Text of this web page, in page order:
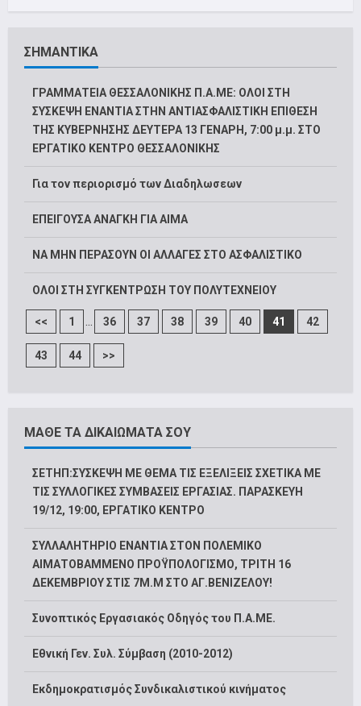
ΣΗΜΑΝΤΙΚΑ
ΓΡΑΜΜΑΤΕΙΑ ΘΕΣΣΑΛΟΝΙΚΗΣ Π.Α.ΜΕ: ΟΛΟΙ ΣΤΗ
ΣΥΣΚΕΨΗ ΕΝΑΝΤΙΑ ΣΤΗΝ ΑΝΤΙΑΣΦΑΛΙΣΤΙΚΗ ΕΠΙΘΕΣΗ
ΤΗΣ ΚΥΒΕΡΝΗΣΗΣ ΔΕΥΤΕΡΑ 13 ΓΕΝΑΡΗ, 7:00 μ.μ. ΣΤΟ
ΕΡΓΑΤΙΚΟ ΚΕΝΤΡΟ ΘΕΣΣΑΛΟΝΙΚΗΣ
Για τον περιορισμό των Διαδηλωσεων
ΕΠΕΙΓΟΥΣΑ ΑΝΑΓΚΗ ΓΙΑ ΑΙΜΑ
ΝΑ ΜΗΝ ΠΕΡΑΣΟΥΝ ΟΙ ΑΛΛΑΓΕΣ ΣΤΟ ΑΣΦΑΛΙΣΤΙΚΟ
ΟΛΟΙ ΣΤΗ ΣΥΓΚΕΝΤΡΩΣΗ ΤΟΥ ΠΟΛΥΤΕΧΝΕΙΟΥ
<< 1 ... 36 37 38 39 40 41 42
43 44 >>
ΜΑΘΕ ΤΑ ΔΙΚΑΙΩΜΑΤΑ ΣΟΥ
ΣΕΤΗΠ:ΣΥΣΚΕΨΗ ΜΕ ΘΕΜΑ ΤΙΣ ΕΞΕΛΙΞΕΙΣ ΣΧΕΤΙΚΑ ΜΕ
ΤΙΣ ΣΥΛΛΟΓΙΚΕΣ ΣΥΜΒΑΣΕΙΣ ΕΡΓΑΣΙΑΣ. ΠΑΡΑΣΚΕΥΗ
19/12, 19:00, ΕΡΓΑΤΙΚΟ ΚΕΝΤΡΟ
ΣΥΛΛΑΛΗΤΗΡΙΟ ΕΝΑΝΤΙΑ ΣΤΟΝ ΠΟΛΕΜΙΚΟ
ΑΙΜΑΤΟΒΑΜΜΕΝΟ ΠΡΟΫΠΟΛΟΓΙΣΜΟ, ΤΡΙΤΗ 16
ΔΕΚΕΜΒΡΙΟΥ ΣΤΙΣ 7Μ.Μ ΣΤΟ ΑΓ.ΒΕΝΙΖΕΛΟΥ!
Συνοπτικός Εργασιακός Οδηγός του Π.Α.ΜΕ.
Εθνική Γεν. Συλ. Σύμβαση (2010-2012)
Εκδημοκρατισμός Συνδικαλιστικού κινήματος